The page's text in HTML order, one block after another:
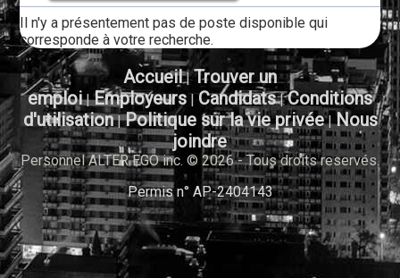
Il n'y a présentement pas de poste disponible qui
corresponde à votre recherche.
Accueil|Trouver un
emploi|Employeurs Candidats|Conditions
d'utilisation|Politique sur la vie privée|Nous
joindre
Personnel ALTER EGO inc. © 2026 - Tous droits reservés.
Permis n° AP-2404143